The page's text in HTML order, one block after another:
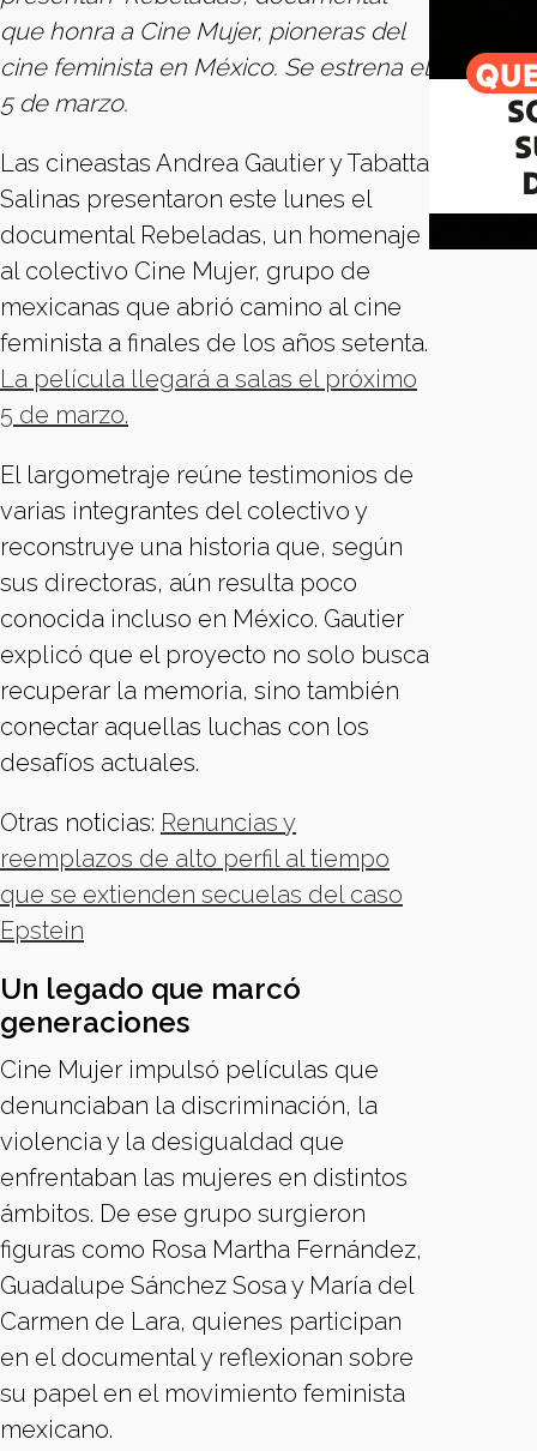
que honra a Cine Mujer, pioneras del
cine feminista en México. Se estrena el
5 de marzo.
Las cineastas Andrea Gautier y Tabatta
Salinas presentaron este lunes el
documental Rebeladas, un homenaje
al colectivo Cine Mujer, grupo de
mexicanas que abrió camino al cine
feminista a finales de los años setenta.
La película llegará a salas el próximo
5 de marzo.
El largometraje reúne testimonios de
varias integrantes del colectivo y
reconstruye una historia que, según
sus directoras, aún resulta poco
conocida incluso en México. Gautier
explicó que el proyecto no solo busca
recuperar la memoria, sino también
conectar aquellas luchas con los
desafíos actuales.
Otras noticias: Renuncias y
reemplazos de alto perfil al tiempo
que se extienden secuelas del caso
Epstein
Un legado que marcó
generaciones
Cine Mujer impulsó películas que
denunciaban la discriminación, la
violencia y la desigualdad que
enfrentaban las mujeres en distintos
ámbitos. De ese grupo surgieron
figuras como Rosa Martha Fernández,
Guadalupe Sánchez Sosa y María del
Carmen de Lara, quienes participan
en el documental y reflexionan sobre
su papel en el movimiento feminista
mexicano.